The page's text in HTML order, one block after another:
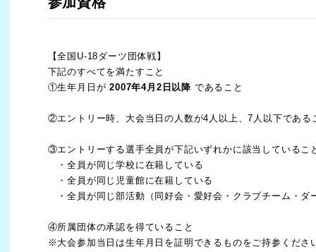
【全国U-18ダーツ団体戦】
下記のすべてを満たすこと
①生年月日が2007年4月2日以降 であること
②エントリー時、大会当日の人数が4人以上、7人以下である
③エントリーする選手全員が下記いずれかに該当しているこ
・全員が同じ学校に在籍している
・全員が同じ児童館に在籍している
・全員が同じ部活動（同好会・愛好会・クラブチーム・ダ
④所属団体の承認を得ていること
※大会参加当日は生年月日を証明できるものをご持参くださ